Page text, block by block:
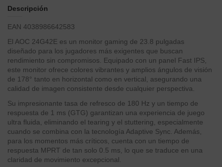
Descripción
EAN 4038986642583
El AOC 24G42E es un monitor gaming de 23.8 pulgadas
diseñado para los jugadores más exigentes que buscan
rendimiento sin compromisos. Equipado con un panel Fast IPS,
este monitor ofrece colores vibrantes y amplios ángulos de visión
de 178° tanto en horizontal como en vertical, asegurando una
calidad de imagen consistente desde cualquier perspectiva.
Su impresionante tasa de refresco de 180 Hz y un tiempo de
respuesta de 1 ms (GTG) garantizan una experiencia de juego
ultra fluida, eliminando el tearing y el stuttering, especialmente
cuando se combina con la tecnología Adaptive Sync. Además,
para los momentos más críticos, cuenta con un tiempo de
respuesta MPRT de tan solo 0.5 ms, lo que se traduce en una
claridad de movimiento excepcional.